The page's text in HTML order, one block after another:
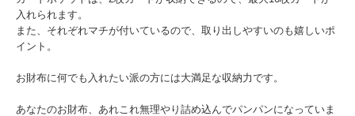
入れられます。
また、それぞれマチが付いているので、取り出しやすいのも嬉しいポ
イント。
お財布に何でも入れたい派の方には大満足な収納力です。
あなたのお財布、あれこれ無理やり詰め込んでパンパンになっていま